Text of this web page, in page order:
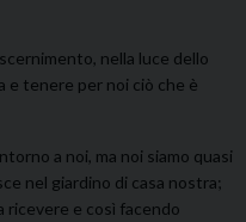
nella luce dello
e tenere per noi ciò che è
a noi, ma noi siamo quasi
nel giardino di casa nostra;
ricevere e così facendo